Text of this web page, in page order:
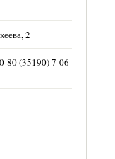
2
80 (35190) 7-06-